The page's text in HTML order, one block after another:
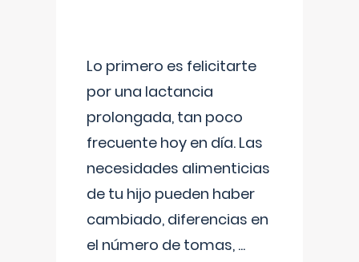
Lo primero es felicitarte
por una lactancia
prolongada, tan poco
frecuente hoy en día. Las
necesidades alimenticias
de tu hijo pueden haber
cambiado, diferencias en
el número de tomas, ...